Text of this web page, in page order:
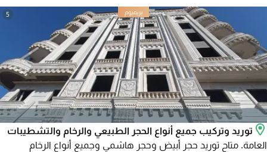
5
توريد وتركيب جميع أنواع الحجر الطبيعي والرخام والتشطيبات
العامة. متاح توريد حجر أبيض وحجر هاشمي وجميع أنواع الرخام